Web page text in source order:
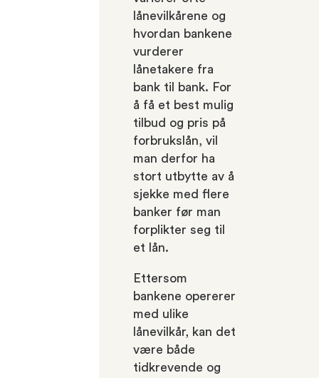
lånevilkårene og
hvordan bankene
vurderer
lånetakere fra
bank til bank. For
å få et best mulig
tilbud og pris på
forbrukslån, vil
man derfor ha
stort utbytte av å
sjekke med flere
banker før man
forplikter seg til
et lån.
Ettersom
bankene opererer
med ulike
lånevilkår, kan det
være både
tidkrevende og